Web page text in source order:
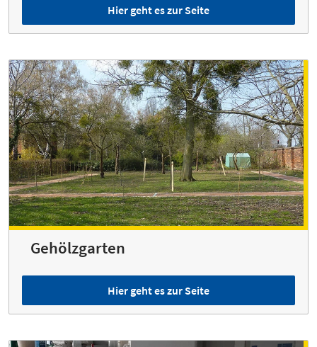
Hier geht es zur Seite
Gehölzgarten
Hier geht es zur Seite